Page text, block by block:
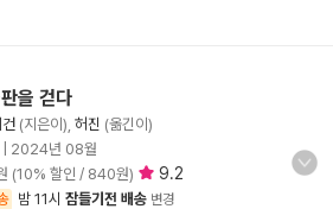
을 걷다
(지은이), 허진 (옮긴이)
2024년 08월
(10% 할인 / 840원) 9.2
밤 11시 잠들기전 배송 변경